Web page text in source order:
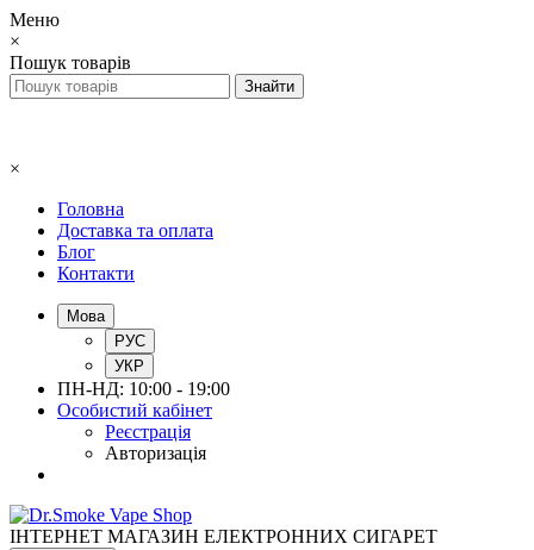
Меню
×
Пошук товарів
×
Головна
Доставка та оплата
Блог
Контакти
Мова
РУС
УКР
ПН-НД: 10:00 - 19:00
Особистий кабінет
Реєстрація
Авторизація
ІНТЕРНЕТ МАГАЗИН ЕЛЕКТРОННИХ СИГАРЕТ